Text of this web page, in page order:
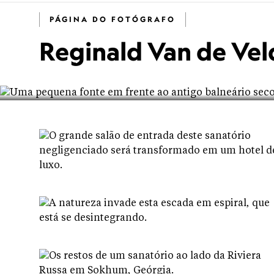
PÁGINA DO FOTÓGRAFO
Reginald Van de